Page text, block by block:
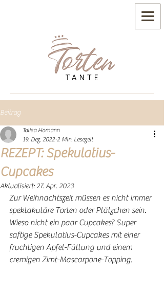
Beitrag
REZEPT: Spekulatius-
Cupcakes
Talisa Homann
19. Dez. 2022 2 Min. Lesezeit
Aktualisiert:27. Apr. 2023
Zur Weihnachtszeit müssen es nicht immer
spektakuläre Torten oder Plätzchen sein.
Wieso nicht ein paar Cupcakes? Super
saftige Spekulatius-Cupcakes mit einer
fruchtigen Apfel-Füllung und einem
cremigen Zimt-Mascarpone-Topping.